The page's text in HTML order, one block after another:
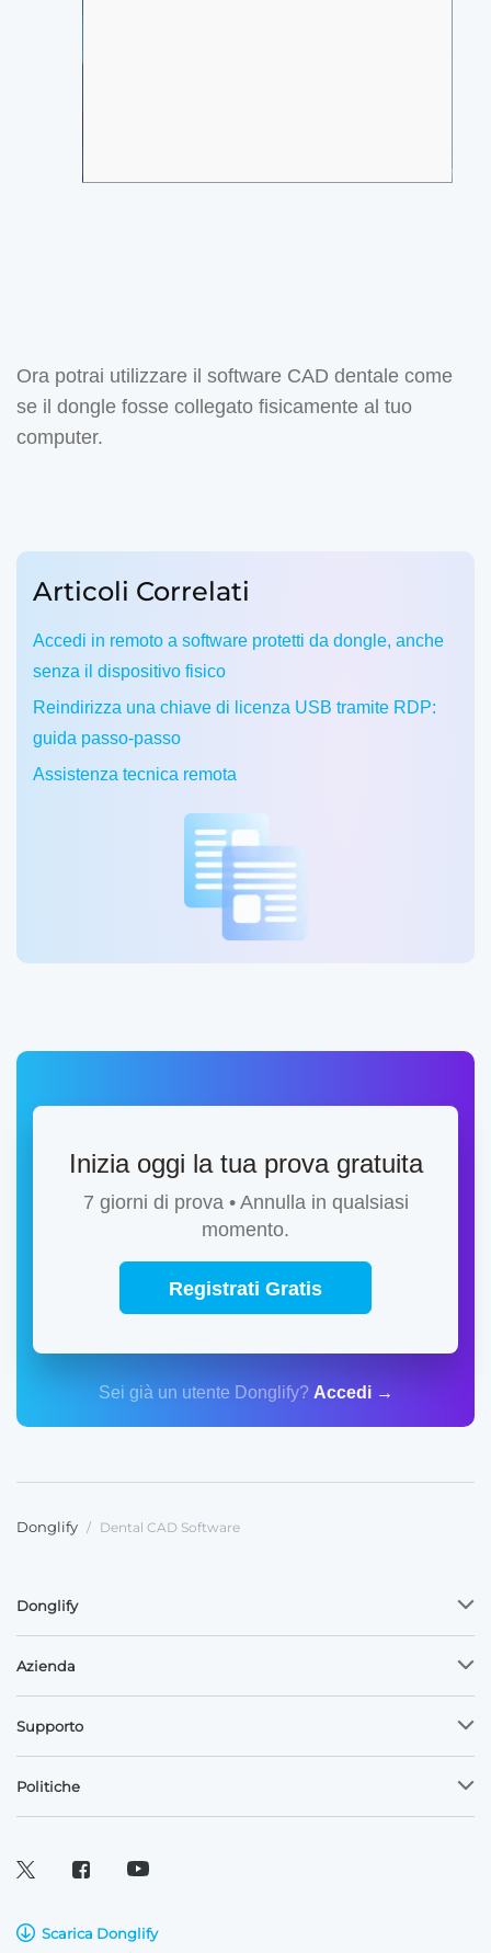
Ora potrai utilizzare il software CAD dentale come
se il dongle fosse collegato fisicamente al tuo
computer.
Articoli Correlati
Accedi in remoto a software protetti da dongle, anche
senza il dispositivo fisico
Reindirizza una chiave di licenza USB tramite RDP:
guida passo-passo
Assistenza tecnica remota
Inizia oggi la tua prova gratuita
7 giorni di prova • Annulla in qualsiasi
momento.
Registrati Gratis
Sei già un utente Donglify? Accedi →
Donglify / Dental CAD Software
Donglify
Azienda
Supporto
Politiche
Scarica Donglify